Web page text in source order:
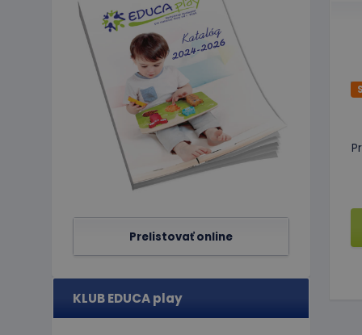
Prelistovať online
KLUB EDUCA play
Nevyhnutne
Webová lokalita sa
hideRightBanner